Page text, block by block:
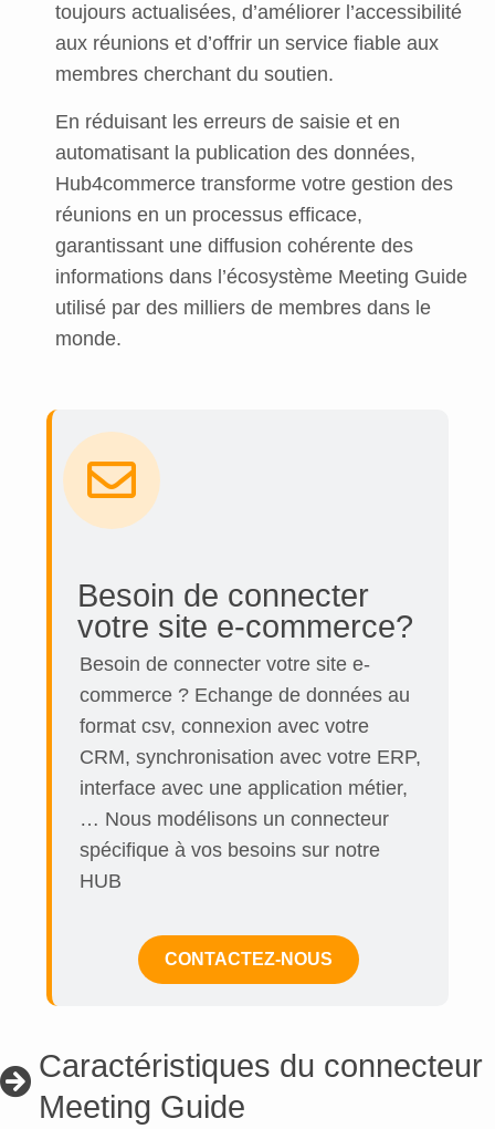
toujours actualisées, d’améliorer l’accessibilité
aux réunions et d’offrir un service fiable aux
membres cherchant du soutien.
En réduisant les erreurs de saisie et en
automatisant la publication des données,
Hub4commerce transforme votre gestion des
réunions en un processus efficace,
garantissant une diffusion cohérente des
informations dans l’écosystème Meeting Guide
utilisé par des milliers de membres dans le
monde.
Besoin de connecter
votre site e-commerce?
Besoin de connecter votre site e-
commerce ? Echange de données au
format csv, connexion avec votre
CRM, synchronisation avec votre ERP,
interface avec une application métier,
… Nous modélisons un connecteur
spécifique à vos besoins sur notre
HUB
CONTACTEZ-NOUS
Caractéristiques du connecteur
Meeting Guide